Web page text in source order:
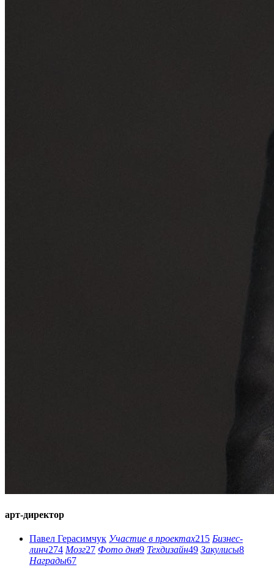
арт-директор
Павел Герасимчук Участие в проектах215 Бизнес-
линч274 Мозг27 Фото дня9 Техдизайн49 Закулисы8
Награды67